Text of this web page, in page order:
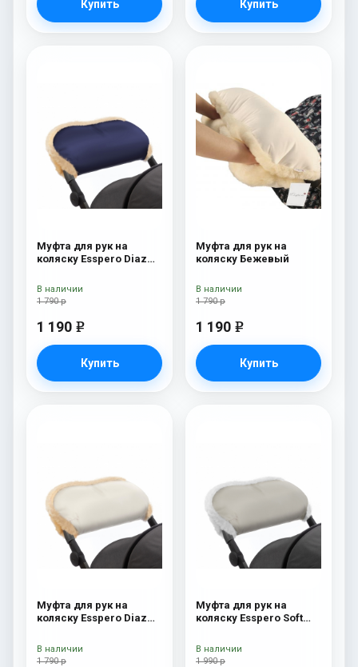
Купить Купить
Муфта для рук на
коляску Esspero Diaz
Navy
1 790 р
1 190 e
Купить
В наличии
Муфта для рук на
коляску Бежевый
1 790 р
1 190 e
Купить
В наличии
Муфта для рук на
коляску Esspero Diaz
Beige
1 790 р
В наличии
Муфта для рук на
коляску Esspero Soft
1 990 р
В наличии